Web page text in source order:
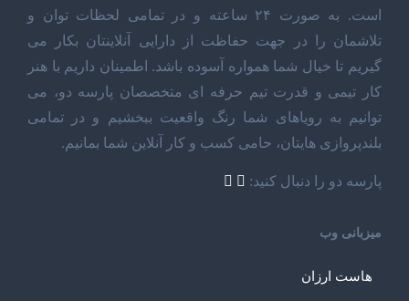
است. به صورت ۲۴ ساعته و در تمامی لحظات توان و
تلاشمان را در جهت حفاظت از دارایی آنلاینتان بکار می
گیریم تا خیال شما همواره آسوده باشد. اطمینان داریم با هنر
کار تیمی و قدرت تیم حرفه ای متخصصان پارسه دو، می
توانیم به رویاهای شما رنگ واقعیت ببخشیم و در تمامی
بلندپروازی هایتان، حامی کسب و کار آنلاین شما بمانیم.
پارسه دو را دنبال کنید:
میزبانی وب
هاست ارزان